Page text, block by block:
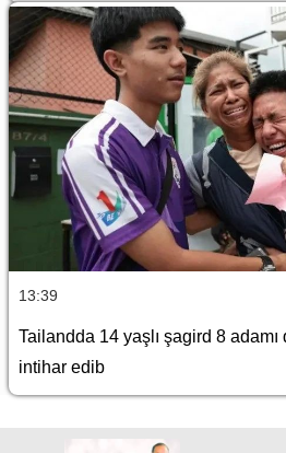
13:39
Tailandda 14 yaşlı şagird 8
intihar edib